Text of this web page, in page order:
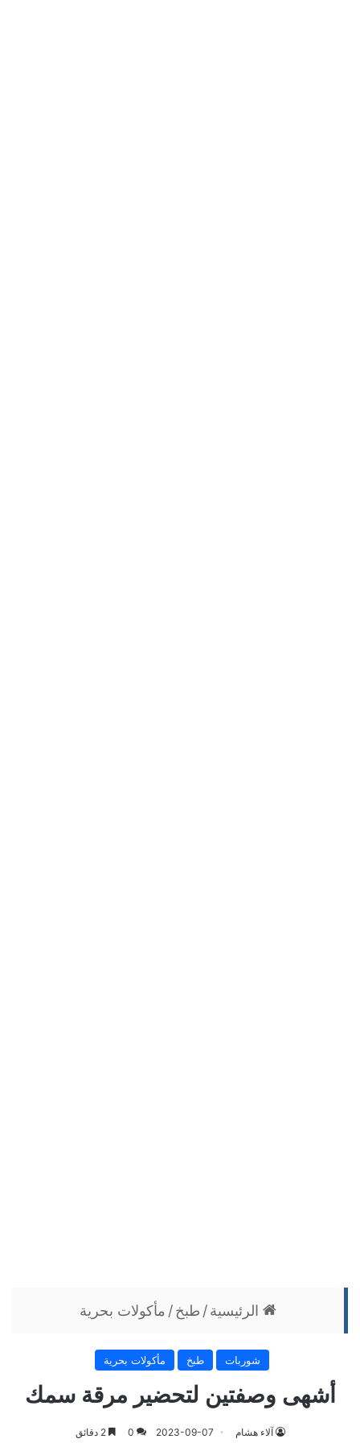
الرئيسية/ طبخ/ مأكولات بحرية
شوربات طبخ مأكولات بحرية
أشهى وصفتين لتحضير مرقة سمك
آلاء هشام 2023-09-07
0 2 دقائق